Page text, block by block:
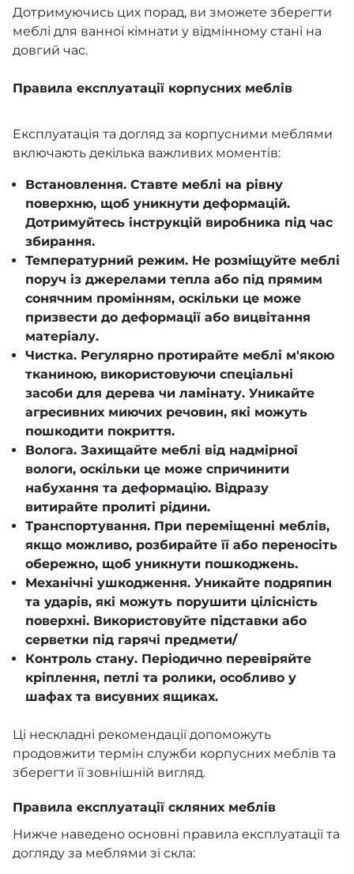
Дотримуючись цих порад, ви зможете зберегти
меблі для ванної кімнати у відмінному стані на
довгий час.
Правила експлуатації корпусних меблів
Експлуатація та догляд за корпусними меблями
включають декілька важливих моментів:
Встановлення. Ставте меблі на рівну
поверхню, щоб уникнути деформацій.
Дотримуйтесь інструкцій виробника під час
збирання.
Температурний режим. Не розміщуйте меблі
поруч із джерелами тепла або під прямим
сонячним промінням, оскільки це може
призвести до деформації або вицвітання
матеріалу.
Чистка. Регулярно протирайте меблі м'якою
тканиною, використовуючи спеціальні
засоби для дерева чи ламінату. Уникайте
агресивних миючих речовин, які можуть
пошкодити покриття.
Волога. Захищайте меблі від надмірної
вологи, оскільки це може спричинити
набухання та деформацію. Відразу
витирайте пролиті рідини.
Транспортування. При переміщенні меблів,
якщо можливо, розбирайте її або переносіть
обережно, щоб уникнути пошкоджень.
Механічні ушкодження. Уникайте подряпин
та ударів, які можуть порушити цілісність
поверхні. Використовуйте підставки або
серветки під гарячі предмети/
Контроль стану. Періодично перевіряйте
кріплення, петлі та ролики, особливо у
шафах та висувних ящиках.
Ці нескладні рекомендації допоможуть
продовжити термін служби корпусних меблів та
зберегти її зовнішній вигляд.
Правила експлуатації скляних меблів
Нижче наведено основні правила експлуатації та
догляду за меблями зі скла: